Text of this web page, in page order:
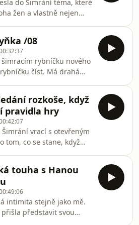
člověk přemýšlí a
Mluvily jsme o rozdílech
a chlapců,
situacích, kterým Lenka
i o lásce, vztazích a
do Šimrání téma, které
žen a vlastně nejen
se stále nemluví dost.
na cestu sebepoznání a
se bavit o spodním
a nahlédnout tak
S naším konsentem
:)Dorazíte i naživo? 👉🏻
O
/08
šimracím rybníčku nového
číst. Má drahá
ochutnat. Dejte si
bude vám
zátylku.Odkaz na Pride:
forms/d/e/
viewformPostprodukce:
Zeman
rozkoše, když
pravidla hry
Šimrání vrací s otevřeným
tom, co se stane, když
než jste byli
jsme o prvních
které jí
potěšení zpátky do
poradách v
cvičení
touha s Hanou
intimita stejně jako mě.
přišla představit svou